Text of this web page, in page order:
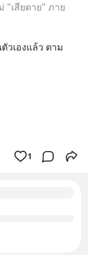
"เสียดาย" ภาย
เองแล้ว ตาม
1